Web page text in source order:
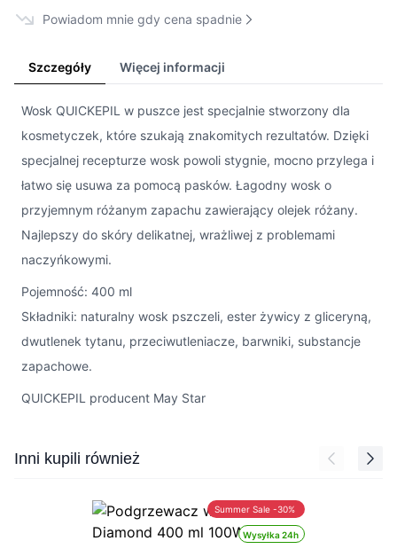
Powiadom mnie gdy cena spadnie
Szczegóły Więcej informacji
Wosk QUICKEPIL w puszce jest specjalnie stworzony dla
kosmetyczek, które szukają znakomitych rezultatów. Dzięki
specjalnej recepturze wosk powoli stygnie, mocno przylega i
łatwo się usuwa za pomocą pasków. Łagodny wosk o
przyjemnym różanym zapachu zawierający olejek różany.
Najlepszy do skóry delikatnej, wrażliwej z problemami
naczyńkowymi.
Pojemność: 400 ml
Składniki: naturalny wosk pszczeli, ester żywicy z gliceryną,
dwutlenek tytanu, przeciwutleniacze, barwniki, substancje
zapachowe.
QUICKEPIL producent May Star
Press to skip carousel
Inni kupili również
Wysyłka 24h
Summer Sale -30%